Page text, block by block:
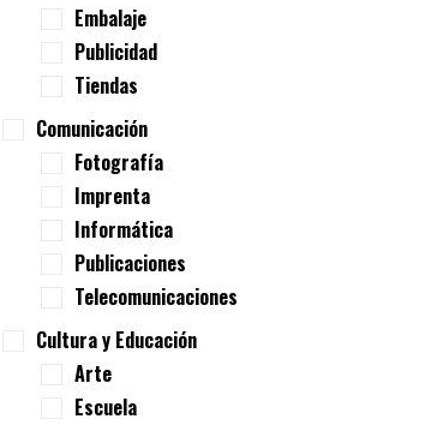
Embalaje
Publicidad
Tiendas
Comunicación
Fotografía
Imprenta
Informática
Publicaciones
Telecomunicaciones
Cultura y Educación
Arte
Escuela